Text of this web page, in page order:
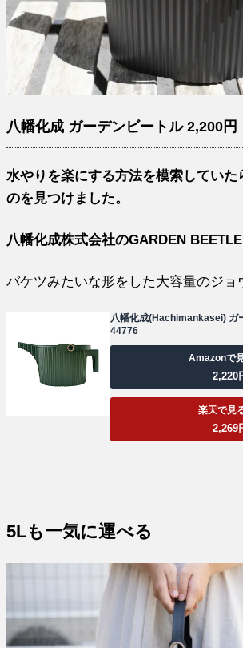
八幡化成 ガーデンビートル 2,200円
水やりを楽にする方法を模索していた
のを見つけました。
八幡化成株式会社のGARDEN BEETLE
バケツみたいな形をした大容量のジョ
八幡化成(Hachimankasei) ガ
44776
2,220
Amazonで
2,269
楽天で見
5Lも一気に運べる